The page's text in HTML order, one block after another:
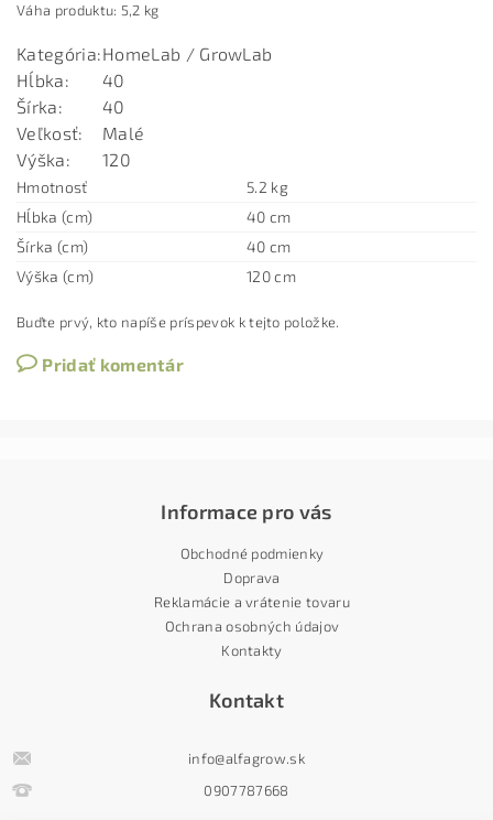
Váha produktu: 5,2 kg
Kategória:HomeLab / GrowLab
Hĺbka:
40
Šírka:
40
Veľkosť:
Malé
Výška: 120
Hmotnosť
5.2 kg
Hĺbka (cm)
40 cm
Šírka (cm)
40 cm
Výška (cm)
120 cm
Buďte prvý, kto napíše príspevok k tejto položke.
Pridať komentár
Informace pro vás
Obchodné podmienky
Doprava
Reklamácie a vrátenie tovaru
Ochrana osobných údajov
Kontakty
Kontakt
info@alfagrow.sk
0907787668